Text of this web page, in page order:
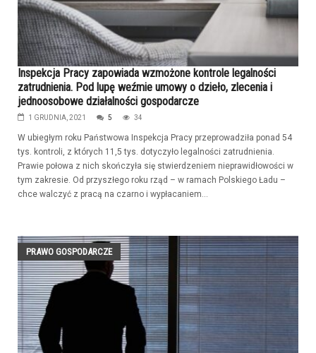
Inspekcja Pracy zapowiada wzmożone kontrole legalności
zatrudnienia. Pod lupę weźmie umowy o dzieło, zlecenia i
jednoosobowe działalności gospodarcze
1 GRUDNIA, 2021 5 34
W ubiegłym roku Państwowa Inspekcja Pracy przeprowadziła ponad 54
tys. kontroli, z których 11,5 tys. dotyczyło legalności zatrudnienia.
Prawie połowa z nich skończyła się stwierdzeniem nieprawidłowości w
tym zakresie. Od przyszłego roku rząd – w ramach Polskiego Ładu –
chce walczyć z pracą na czarno i wypłacaniem...
PRAWO GOSPODARCZE